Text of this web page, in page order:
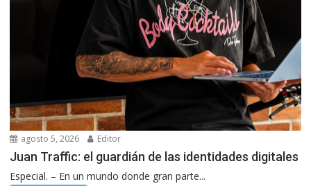
agosto 5, 2026 Editor
Juan Traffic: el guardián de las identidades digitales
Especial. – En un mundo donde gran parte...